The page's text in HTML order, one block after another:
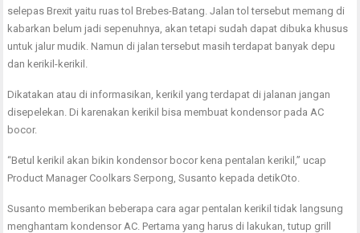
selepas Brexit yaitu ruas tol Brebes-Batang. Jalan tol tersebut memang di
kabarkan belum jadi sepenuhnya, akan tetapi sudah dapat dibuka khusus
untuk jalur mudik. Namun di jalan tersebut masih terdapat banyak depu
dan kerikil-kerikil.
Dikatakan atau di informasikan, kerikil yang terdapat di jalanan jangan
disepelekan. Di karenakan kerikil bisa membuat kondensor pada AC
bocor.
“Betul kerikil akan bikin kondensor bocor kena pentalan kerikil,” ucap
Product Manager Coolkars Serpong, Susanto kepada detikOto.
Susanto memberikan beberapa cara agar pentalan kerikil tidak langsung
menghantam kondensor AC. Pertama yang harus di lakukan, tutup grill